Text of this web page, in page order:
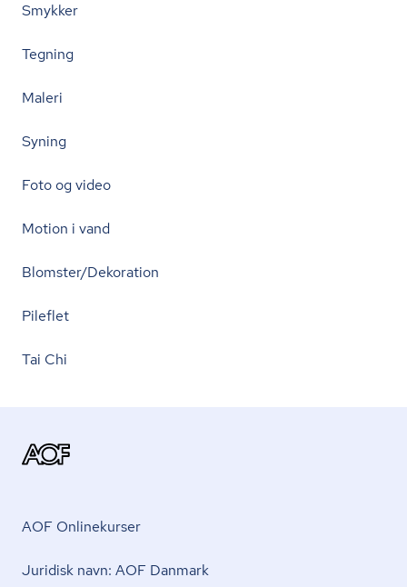
Smykker
Tegning
Maleri
Syning
Foto og video
Motion i vand
Blomster/Dekoration
Pileflet
Tai Chi
AOF Onlinekurser
Juridisk navn: AOF Danmark